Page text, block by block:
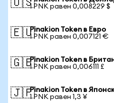
🇺🇸1 PNK равен 0,008229 $
🇪🇺Pinakion Token в Евро
1 PNK равен 0,007121 €
🇬🇧Pinakion Token в
1 PNK равен 0,006111 £
🇯🇵Pinakion Token в
1 PNK равен 1,3 ¥